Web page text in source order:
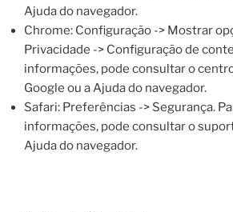
Ajuda do navegador.
Chrome: Configuração -> Mostrar
Privacidade -> Configuração de
informações, pode consultar o
Google ou a Ajuda do navegador.
Safari: Preferências -> Segurança.
informações, pode consultar o
Ajuda do navegador.